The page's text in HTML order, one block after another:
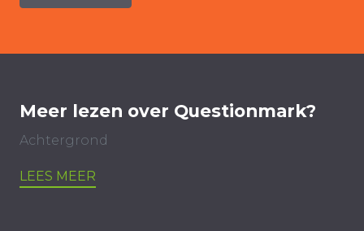
Meer lezen over Questionmark?
Achtergrond
LEES MEER